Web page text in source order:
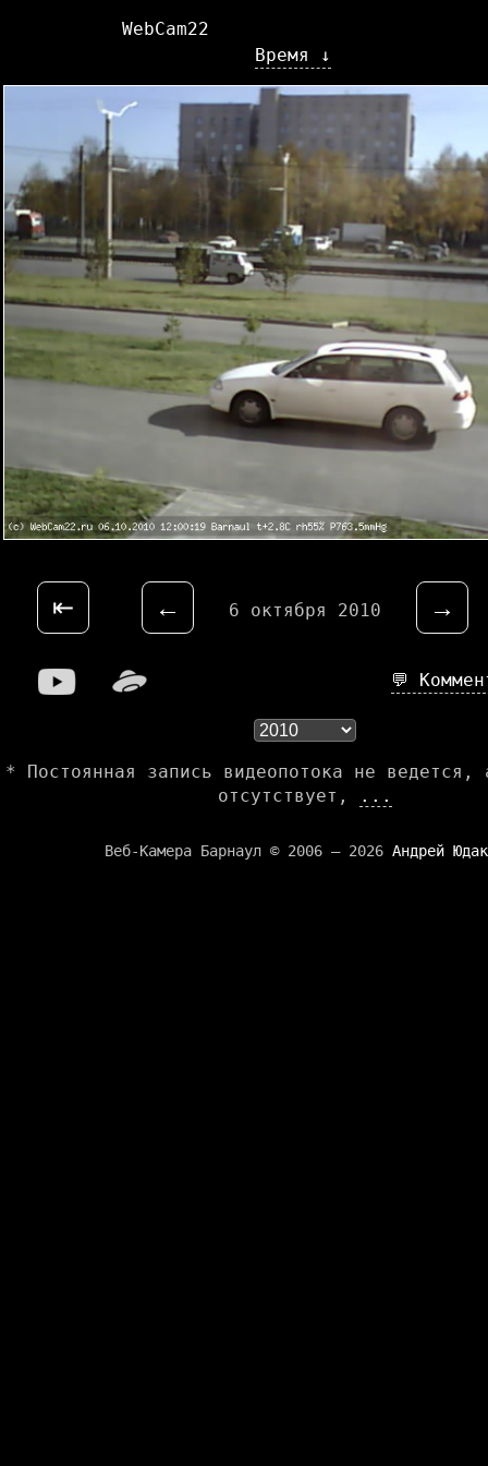
Время ↓
WebCam22
⇤ ← 6 октября 2010 →
💬
* Постоянная запись видеопотока не ведется,
отсутствует,
...
Веб-Камера Барнаул © 2006 — 2026 Андрей